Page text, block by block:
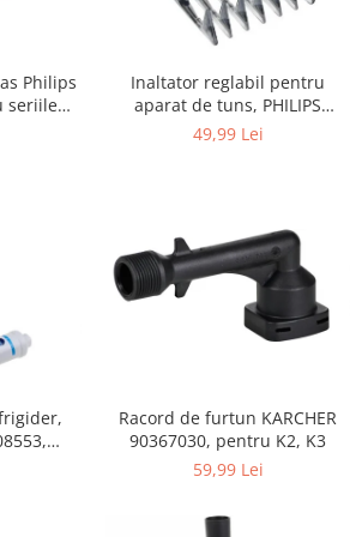
Cosmetice
styling
ingrijire
Philips
seriile
7000 si
Inaltator reglabil pentru
aparat de tuns, PHILIPS
422203633281, 3-15 mm,
49,99 Lei
AEG,
Racord de furtun KARCHER
90367030, pentru K2, K3
59,99 Lei